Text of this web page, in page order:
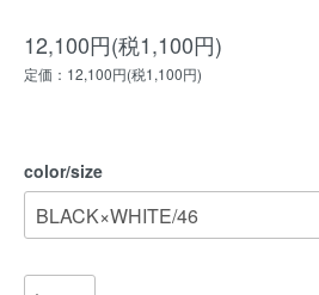
12,100円(税1,100円)
定価：12,100円(税1,100円)
color/size